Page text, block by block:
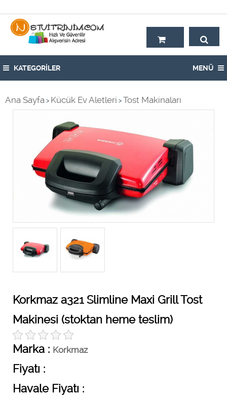
KATEGORİLER MENÜ
Ana Sayfa > Kücük Ev Aletleri > Tost Makinaları
Korkmaz a321 Slimline Maxi Grill Tost
Makinesi (stoktan heme teslim)
Marka : Korkmaz
Fiyatı :
Havale Fiyatı :